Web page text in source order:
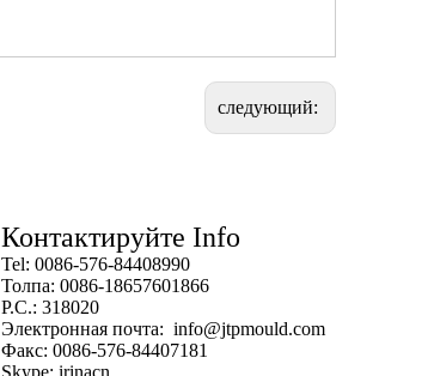
следующий:
Контактируйте Info
Tel: 0086-576-84408990
Толпа: 0086-18657601866
P.C.: 318020
Электронная почта: info@jtpmould.com
Факс: 0086-576-84407181
Skype: irinacn